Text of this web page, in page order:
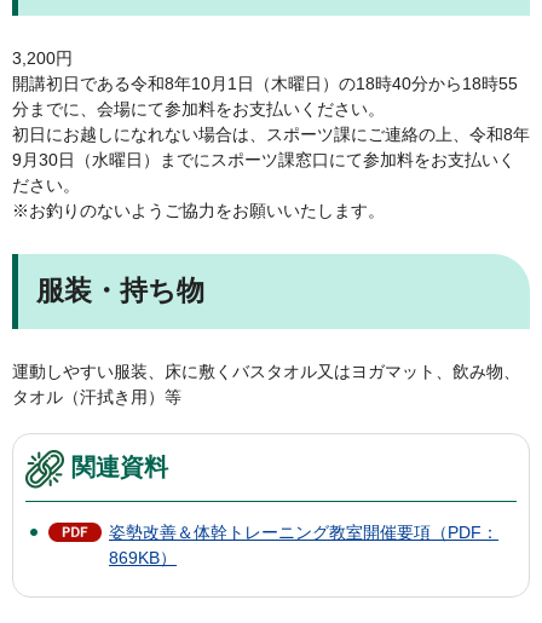
3,200円
開講初日である令和8年10月1日（木曜日）の18時40分から18時55
分までに、会場にて参加料をお支払いください。
初日にお越しになれない場合は、スポーツ課にご連絡の上、令和8年
9月30日（水曜日）までにスポーツ課窓口にて参加料をお支払いく
ださい。
※お釣りのないようご協力をお願いいたします。
服装・持ち物
運動しやすい服装、床に敷くバスタオル又はヨガマット、飲み物、
タオル（汗拭き用）等
関連資料
姿勢改善＆体幹トレーニング教室開催要項（PDF：
869KB）